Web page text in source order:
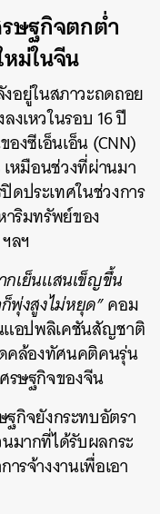
ษฐกิจตกต่ำ
ม่ในจีน
อยู่ในสภาวะถดถอย
เหวในรอบ 16 ปี
งซีเอ็นเอ็น (CNN)
เหมือนช่วงที่ผ่านมา
ประเทศในช่วงการ
ริมทรัพย์ของ
ลฯ
กเย็นแสนเข็ญขึ้น
พุ่งสูงไม่หยุด”คอม
แอปพลิเคชันสัญชาติ
คล้องทัศนคติคนรุ่น
รษฐกิจของจีน
กิจยังกระทบอัตรา
มากที่ได้รับผลกระ
รจ้างงานเพื่อเอา